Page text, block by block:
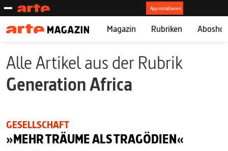
Magazin Rubriken
Alle Artikel aus der Rubrik
Generation Africa
GESELLSCHAFT
»MEHR TRÄUME ALS TRAGÖDIEN«